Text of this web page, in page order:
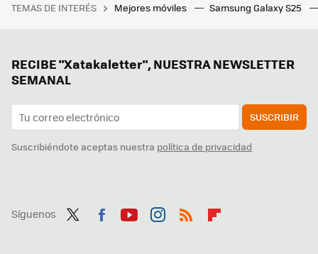
TEMAS DE INTERÉS Mejores móviles Samsung Galaxy S25
RECIBE "Xatakaletter", NUESTRA NEWSLETTER
SEMANAL
SUSCRIBIR
Suscribiéndote aceptas nuestra política de privacidad
Síguenos